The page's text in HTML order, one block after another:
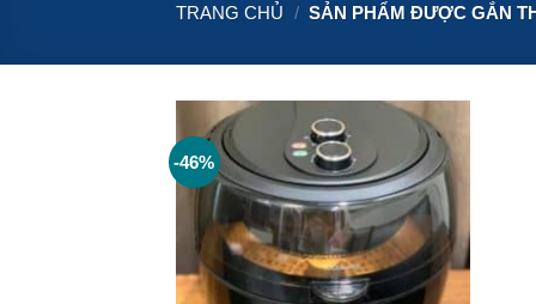
TRANG CHỦ / SẢN PHẨM ĐƯỢC GẮN
-46%